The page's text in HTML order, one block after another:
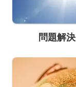
問題解決